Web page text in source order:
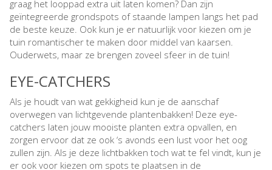
graag het looppad extra uit laten komen? Dan zijn
geïntegreerde grondspots of staande lampen langs het pad
de beste keuze. Ook kun je er natuurlijk voor kiezen om je
tuin romantischer te maken door middel van kaarsen.
Ouderwets, maar ze brengen zoveel sfeer in de tuin!
EYE-CATCHERS
Als je houdt van wat gekkigheid kun je de aanschaf
overwegen van lichtgevende plantenbakken! Deze eye-
catchers laten jouw mooiste planten extra opvallen, en
zorgen ervoor dat ze ook ‘s avonds een lust voor het oog
zullen zijn. Als je deze lichtbakken toch wat te fel vindt, kun je
er ook voor kiezen om spots te plaatsen in de